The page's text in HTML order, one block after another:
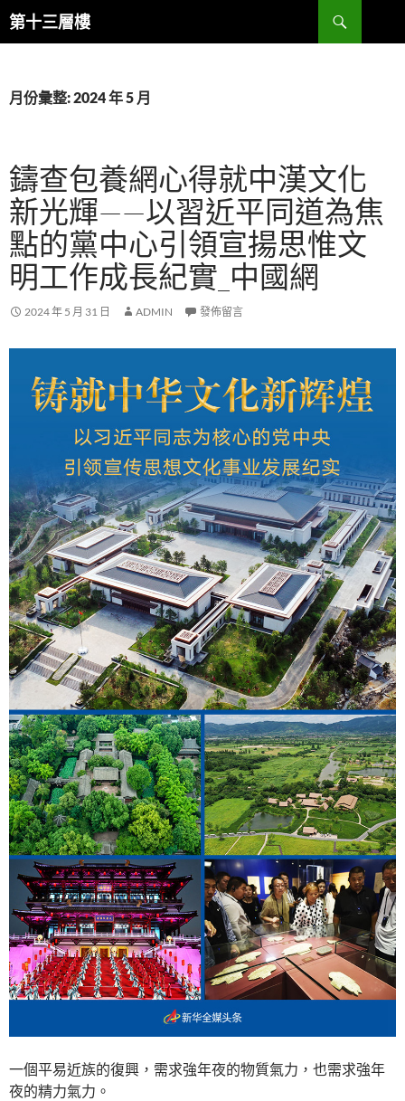
跳
至
內
第十三層樓
搜
尋
月份彙整: 2024 年 5 月
鑄查包養網心得就中漢文化
新光輝——以習近平同道為焦
點的黨中心引領宣揚思惟文
明工作成長紀實_中國網
2024 年 5 月 31 日 ADMIN 發佈留言
一個平易近族的復興，需求強年夜的物質氣力，也需求強年
夜的精力氣力。